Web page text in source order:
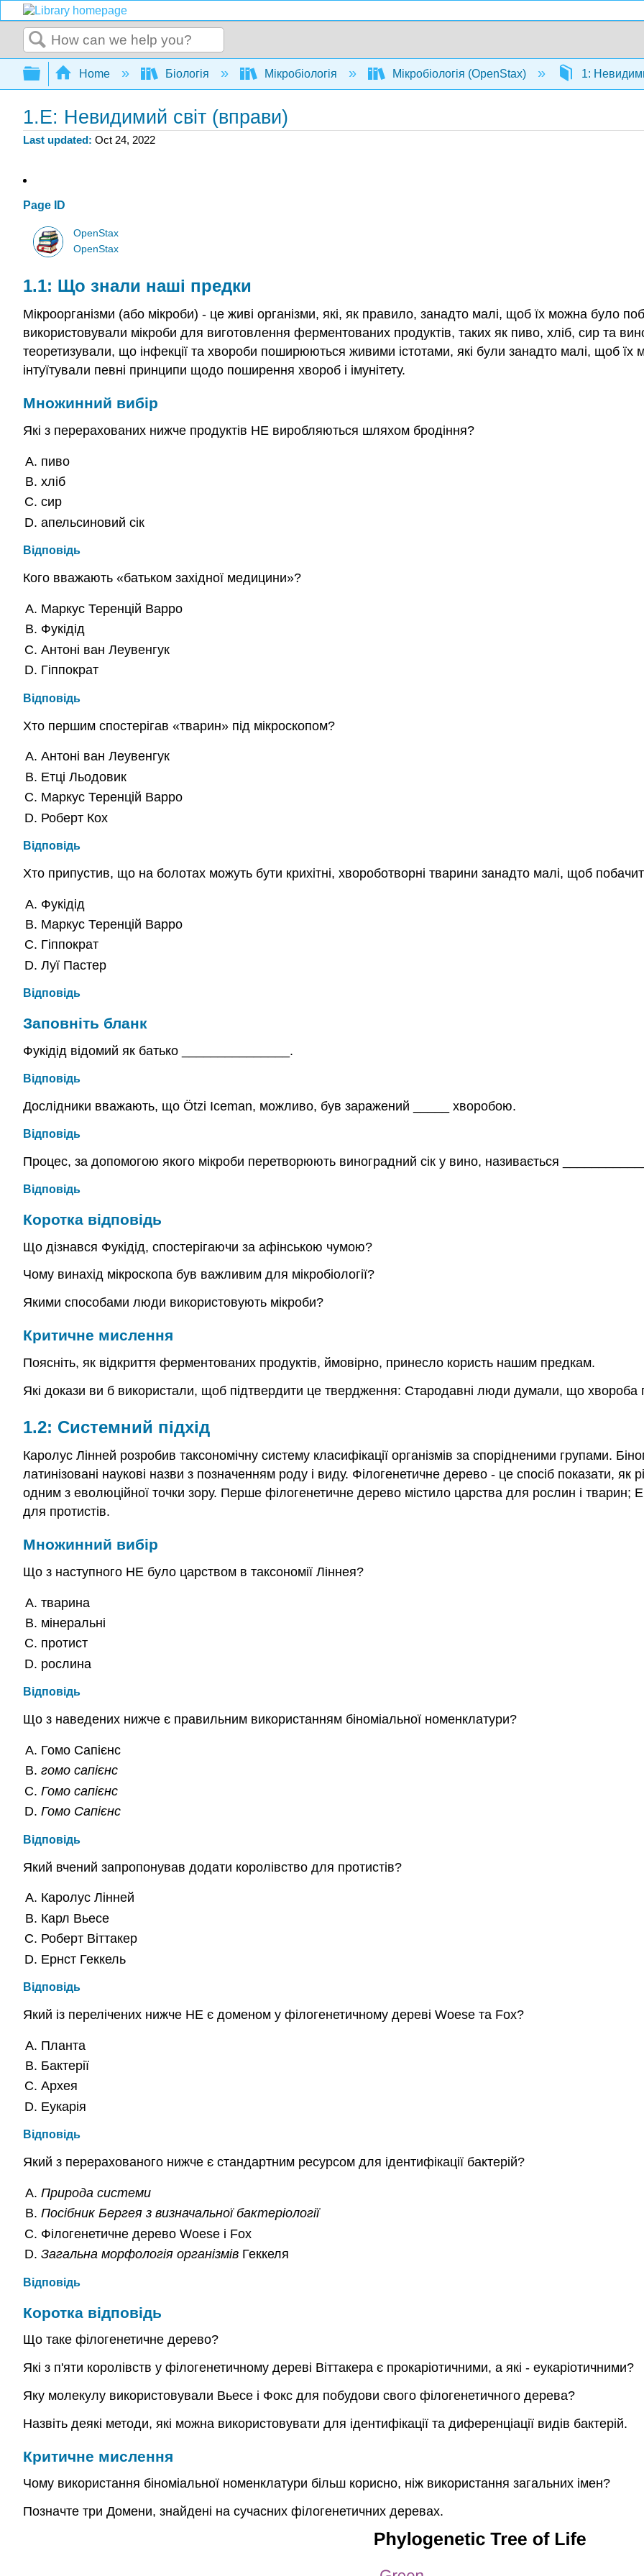
Search
Expand/collapse global hierarchy
Home Біологія Мікробіологія Мікробіологія (OpenStax) 1:
1.E: Невидимий світ (вправи)
Last updated Oct 24, 2022
Page ID
OpenStax
OpenStax
1.1: Що знали наші предки
Мікроорганізми (або мікроби) - це живі організми, які, як правило, занадто малі, щоб їх можна було
використовували мікроби для виготовлення ферментованих продуктів, таких як пиво, хліб, сир та
теоретизували, що інфекції та хвороби поширюються живими істотами, які були занадто малі, щоб
інтуїтували певні принципи щодо поширення хвороб і імунітету.
Множинний вибір
Які з перерахованих нижче продуктів НЕ виробляються шляхом бродіння?
пиво
хліб
сир
апельсиновий сік
Відповідь
Кого вважають «батьком західної медицини»?
Маркус Теренцій Варро
Фукідід
Антоні ван Леувенгук
Гіппократ
Відповідь
Хто першим спостерігав «тварин» під мікроскопом?
Антоні ван Леувенгук
Етці Льодовик
Маркус Теренцій Варро
Роберт Кох
Відповідь
Хто припустив, що на болотах можуть бути крихітні, хвороботворні тварини занадто малі, щоб
Фукідід
Маркус Теренцій Варро
Гіппократ
Луї Пастер
Відповідь
Заповніть бланк
Фукідід відомий як батько _______________.
Відповідь
Дослідники вважають, що Ötzi Iceman, можливо, був заражений _____ хворобою.
Відповідь
Процес, за допомогою якого мікроби перетворюють виноградний сік у вино, називається
Відповідь
Коротка відповідь
Що дізнався Фукідід, спостерігаючи за афінською чумою?
Чому винахід мікроскопа був важливим для мікробіології?
Якими способами люди використовують мікроби?
Критичне мислення
Поясніть, як відкриття ферментованих продуктів, ймовірно, принесло користь нашим предкам.
Які докази ви б використали, щоб підтвердити це твердження: Стародавні люди думали, що хвороба
1.2: Системний підхід
Каролус Лінней розробив таксономічну систему класифікації організмів за спорідненими групами.
латинізовані наукові назви з позначенням роду і виду. Філогенетичне дерево - це спосіб показати, як
одним з еволюційної точки зору. Перше філогенетичне дерево містило царства для рослин і тварин;
для протистів.
Множинний вибір
Що з наступного НЕ було царством в таксономії Ліннея?
тварина
мінеральні
протист
рослина
Відповідь
Що з наведених нижче є правильним використанням біноміальної номенклатури?
Гомо Сапієнс
гомо сапієнс
Гомо сапієнс
Гомо Сапієнс
Відповідь
Який вчений запропонував додати королівство для протистів?
Каролус Лінней
Карл Вьесе
Роберт Віттакер
Ернст Геккель
Відповідь
Який із перелічених нижче НЕ є доменом у філогенетичному дереві Woese та Fox?
Планта
Бактерії
Архея
Еукарія
Відповідь
Який з перерахованого нижче є стандартним ресурсом для ідентифікації бактерій?
Природа системи
Посібник Бергея з визначальної бактеріології
Філогенетичне дерево Woese і Fox
Загальна морфологія організмівГеккеля
Відповідь
Коротка відповідь
Що таке філогенетичне дерево?
Які з п'яти королівств у філогенетичному дереві Віттакера є прокаріотичними, а які - еукаріотичними?
Яку молекулу використовували Вьесе і Фокс для побудови свого філогенетичного дерева?
Назвіть деякі методи, які можна використовувати для ідентифікації та диференціації видів бактерій.
Критичне мислення
Чому використання біноміальної номенклатури більш корисно, ніж використання загальних імен?
Позначте три Домени, знайдені на сучасних філогенетичних деревах.